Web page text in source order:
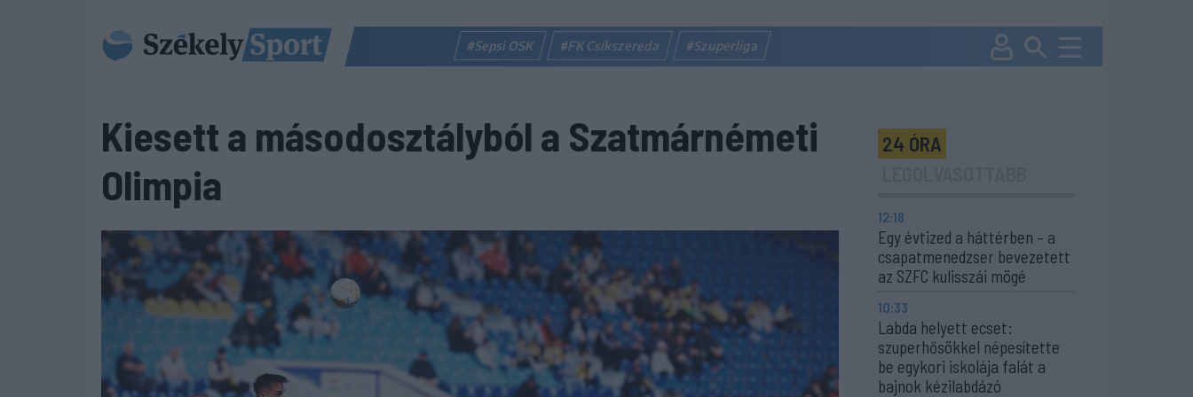
#Sepsi OSK #FK Csíkszereda #Szuperliga
Kiesett a másodosztályból a Szatmárnémeti
Olimpia
24 ÓRA
12:18
Egy évtized a háttérben – a
csapatmenedzser bevezetett
az SZFC kulisszái mögé
10:33
Labda helyett ecset:
szuperhősökkel népesítette
be egykori iskolája falát a
bajnok kézilabdázó